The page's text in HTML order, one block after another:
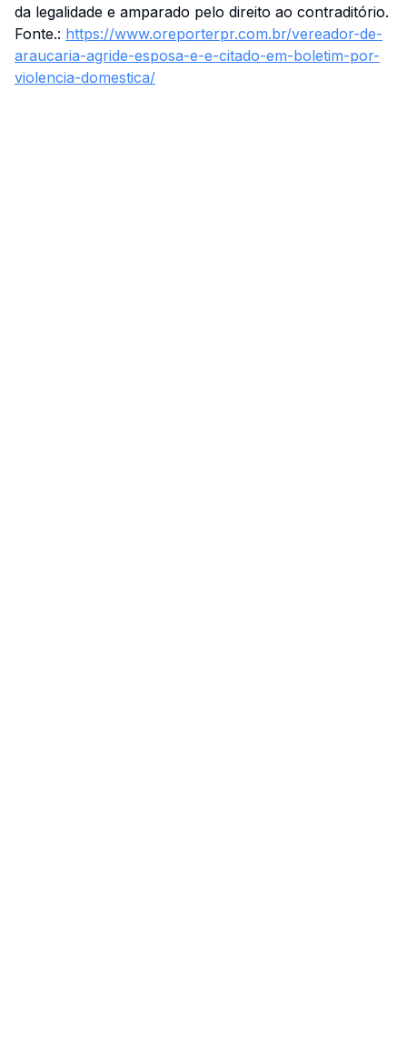
da legalidade e amparado pelo direito ao contraditório.
Fonte.: https://www.oreporterpr.com.br/vereador-de-
araucaria-agride-esposa-e-e-citado-em-boletim-por-
violencia-domestica/